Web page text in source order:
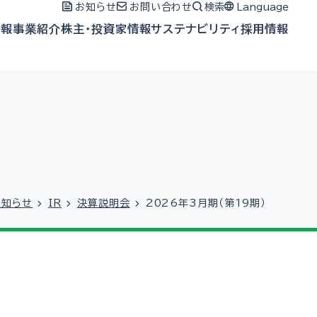
お知らせ お問い合わせ 検索 Language
事業紹介株主・投資家情報サステナビリティ採用情報
らせ IR 決算説明会 2026年3月期（第19期）